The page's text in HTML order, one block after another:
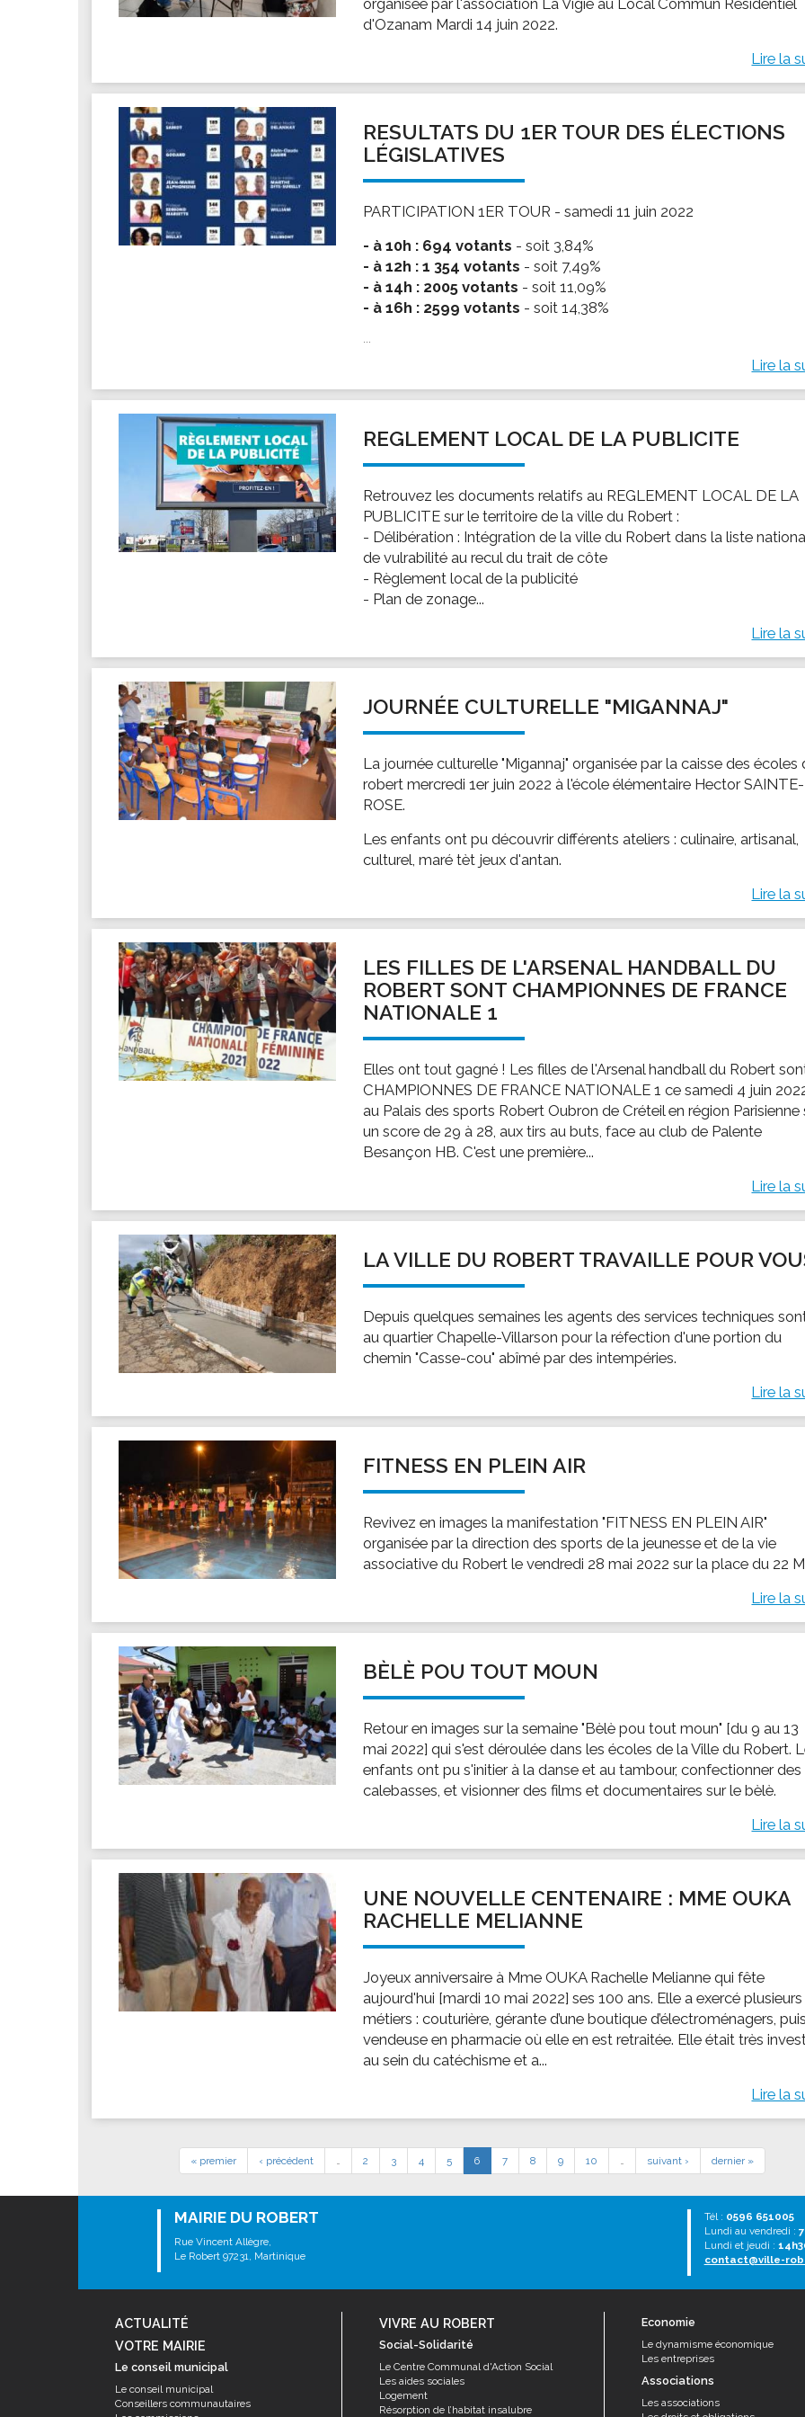
Les associations
Les activités des associations
VIE PRATIQUE
Les espaces numériques
Infos baignade
Infos sargasse
Toilettes publiques
Annuaire santé
d'Ozanam Mardi 14 juin 2022.
Lire la
RESULTATS DU 1ER TOUR DES ÉLECTIONS
LÉGISLATIVES
PARTICIPATION 1ER TOUR - samedi 11 juin 2022
- à 10h : 694 votants - soit 3,84%
- à 12h : 1 354 votants - soit 7,49%
- à 14h : 2005 votants - soit 11,09%
- à 16h : 2599 votants - soit 14,38%
Lire la
REGLEMENT LOCAL DE LA PUBLICITE
Retrouvez les documents relatifs au REGLEMENT LOCAL DE LA
PUBLICITE sur le territoire de la ville du Robert :
- Délibération : Intégration de la ville du Robert dans la liste
de vulrabilité au recul du trait de côte
- Règlement local de la publicité
- Plan de zonage...
Lire la
JOURNÉE CULTURELLE "MIGANNAJ"
La journée culturelle "Migannaj" organisée par la caisse des écoles
robert mercredi 1er juin 2022 à l'école élémentaire Hector SAINTE-
ROSE.
Les enfants ont pu découvrir différents ateliers : culinaire, artisanal,
culturel, maré tèt jeux d'antan.
Lire la
LES FILLES DE L'ARSENAL HANDBALL DU
ROBERT SONT CHAMPIONNES DE FRANCE
NATIONALE 1
Elles ont tout gagné ! Les filles de l'Arsenal handball du Robert
CHAMPIONNES DE FRANCE NATIONALE 1 ce samedi 4 juin
au Palais des sports Robert Oubron de Créteil en région Parisienne
un score de 29 à 28, aux tirs au buts, face au club de Palente
Besançon HB. C'est une première...
Lire la
LA VILLE DU ROBERT TRAVAILLE POUR
Depuis quelques semaines les agents des services techniques
au quartier Chapelle-Villarson pour la réfection d'une portion du
chemin "Casse-cou" abîmé par des intempéries.
Lire la
FITNESS EN PLEIN AIR
Revivez en images la manifestation "FITNESS EN PLEIN AIR"
organisée par la direction des sports de la jeunesse et de la vie
associative du Robert le vendredi 28 mai 2022 sur la place du 22
Lire la
BÈLÈ POU TOUT MOUN
Retour en images sur la semaine "Bèlè pou tout moun" [du 9 au 13
mai 2022] qui s'est déroulée dans les écoles de la Ville du Robert.
enfants ont pu s'initier à la danse et au tambour, confectionner des
calebasses, et visionner des films et documentaires sur le bèlè.
Lire la
UNE NOUVELLE CENTENAIRE : MME OUKA
RACHELLE MELIANNE
Joyeux anniversaire à Mme OUKA Rachelle Melianne qui fête
aujourd'hui [mardi 10 mai 2022] ses 100 ans. Elle a exercé plusieurs
métiers : couturière, gérante d’une boutique d’électroménagers, puis
vendeuse en pharmacie où elle en est retraitée. Elle était très
au sein du catéchisme et a...
Lire la
« premier ‹ précédent 2 3 4 5 6 7 8 9 10 suivant › dernier »
MAIRIE DU ROBERT
Rue Vincent Allègre,
Le Robert 97231, Martinique
Tél : 0596 651005
Lundi au vendredi :
Lundi et jeudi :
contact@ville-
ACTUALITÉ
VOTRE MAIRIE
Le conseil municipal
Le conseil municipal
Conseillers communautaires
VIVRE AU ROBERT
Social-Solidarité
Le Centre Communal d'Action Social
Les aides sociales
Logement
Résorption de l’habitat insalubre
Economie
Le dynamisme économique
Les entreprises
Associations
Les associations